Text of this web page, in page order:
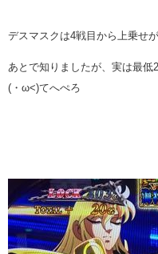
デスマスクは4戦目から上乗せ
あとで知りましたが、実は最低
(・ω<)てへぺろ